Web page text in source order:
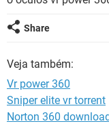
OUTLOOK
INSTAGRAM
INSTAGRAM
GUIA DE COMPRAS
Share
Veja também:
Vr power 360
Sniper elite vr torrent
Norton 360